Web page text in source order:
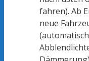
fahren). Ab
neue